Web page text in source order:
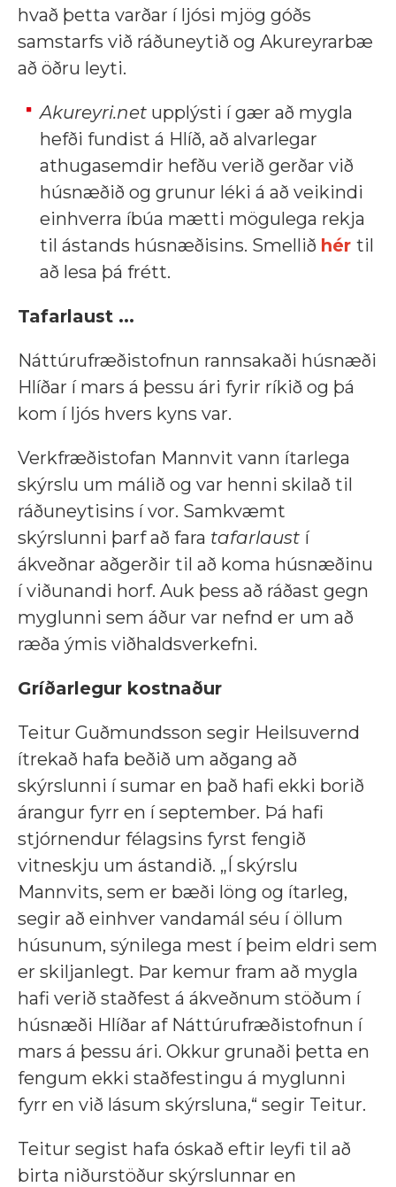
hvað þetta varðar í ljósi mjög góðs
samstarfs við ráðuneytið og Akureyrarbæ
að öðru leyti.
Akureyri.net upplýsti í gær að mygla
hefði fundist á Hlíð, að alvarlegar
athugasemdir hefðu verið gerðar við
húsnæðið og grunur léki á að veikindi
einhverra íbúa mætti mögulega rekja
til ástands húsnæðisins. Smellið hér til
að lesa þá frétt.
Tafarlaust ...
Náttúrufræðistofnun rannsakaði húsnæði
Hlíðar í mars á þessu ári fyrir ríkið og þá
kom í ljós hvers kyns var.
Verkfræðistofan Mannvit vann ítarlega
skýrslu um málið og var henni skilað til
ráðuneytisins í vor. Samkvæmt
skýrslunni þarf að fara tafarlaust í
ákveðnar aðgerðir til að koma húsnæðinu
í viðunandi horf. Auk þess að ráðast gegn
myglunni sem áður var nefnd er um að
ræða ýmis viðhaldsverkefni.
Gríðarlegur kostnaður
Teitur Guðmundsson segir Heilsuvernd
ítrekað hafa beðið um aðgang að
skýrslunni í sumar en það hafi ekki borið
árangur fyrr en í september. Þá hafi
stjórnendur félagsins fyrst fengið
vitneskju um ástandið. „Í skýrslu
Mannvits, sem er bæði löng og ítarleg,
segir að einhver vandamál séu í öllum
húsunum, sýnilega mest í þeim eldri sem
er skiljanlegt. Þar kemur fram að mygla
hafi verið staðfest á ákveðnum stöðum í
húsnæði Hlíðar af Náttúrufræðistofnun í
mars á þessu ári. Okkur grunaði þetta en
fengum ekki staðfestingu á myglunni
fyrr en við lásum skýrsluna,“ segir Teitur.
Teitur segist hafa óskað eftir leyfi til að
birta niðurstöður skýrslunnar en